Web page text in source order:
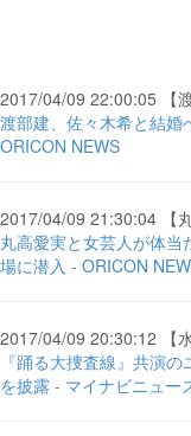
2017/04/09 22:00:05 【渡
渡部建、佐々木希と結婚
ORICON NEWS
2017/04/09 21:30:04 【
丸高愛実と女芸人が体当
場に潜入 - ORICON
2017/04/09 20:30:12 【
『踊る大捜査線』共演
を披露 - マイナビニュー